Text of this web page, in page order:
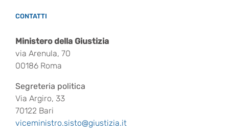
CONTATTI
Ministero della Giustizia
via Arenula, 70
00186 Roma
Segreteria politica
Via Argiro, 33
70122 Bari
viceministro.sisto@giustizia.it